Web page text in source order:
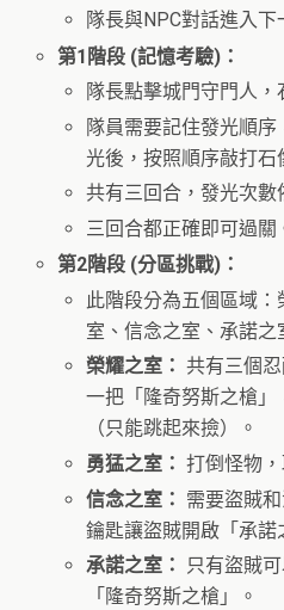
隊長與NPC對話進入下
第1階段 (記憶考驗)：
隊長點擊城門守門人，
隊員需要記住發光順
光後，按照順序敲打石
共有三回合，發光次數
三回合都正確即可過關
第2階段 (分區挑戰)：
此階段分為五個區域
室、信念之室、承諾之
榮耀之室： 共有三個
一把「隆奇努斯之槍」
（只能跳起來撿）。
勇猛之室： 打倒怪物
信念之室： 需要盜賊
鑰匙讓盜賊開啟「承諾
承諾之室：
只有盜賊
「隆奇努斯之槍」。